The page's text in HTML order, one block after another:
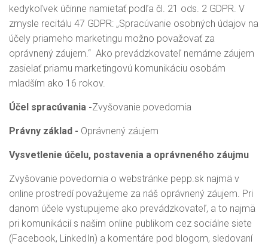
kedykoľvek účinne namietať podľa čl. 21 ods. 2 GDPR. V
zmysle recitálu 47 GDPR: „Spracúvanie osobných údajov na
účely priameho marketingu možno považovať za
oprávnený záujem.“ Ako prevádzkovateľ nemáme záujem
zasielať priamu marketingovú komunikáciu osobám
mladším ako 16 rokov.
Účel spracúvania -Zvyšovanie povedomia
Právny základ - Oprávnený záujem
Vysvetlenie účelu, postavenia a oprávneného záujmu
Zvyšovanie povedomia o webstránke pepp.sk najmä v
online prostredí považujeme za náš oprávnený záujem. Pri
danom účele vystupujeme ako prevádzkovateľ, a to najmä
pri komunikácií s našim online publikom cez sociálne siete
(Facebook, LinkedIn) a komentáre pod blogom, sledovaní